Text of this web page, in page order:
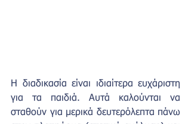
Η διαδικασία είναι ιδιαίτερα ευχάριστη
για τα παιδιά. Αυτά καλούνται να
σταθούν για μερικά δευτερόλεπτα πάνω